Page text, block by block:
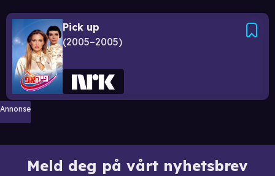
Pick up
2005–2005
Annonse
Meld deg på vårt nyhetsbrev